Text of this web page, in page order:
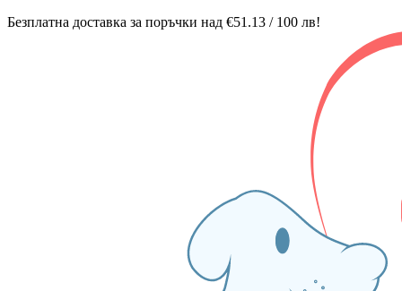
Безплатна доставка за поръчки над €51.13 / 100 лв!